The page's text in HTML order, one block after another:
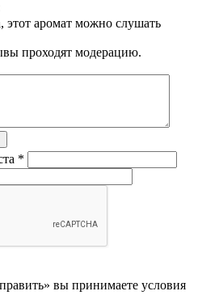
этот аромат можно слушать
проходят модерацию.
*
вы принимаете условия